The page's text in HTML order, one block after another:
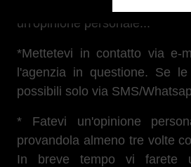
un'opinione personale...
*Mettetevi in contatto via e-
l'agenzia in questione. Se
possibili solo via SMS/
* Fatevi un'opinione
provandola almeno tre volte
In breve tempo vi farete